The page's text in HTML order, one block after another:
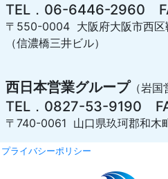
TEL．06-6446-2960
〒550-0004 大阪府大阪市西区
（信濃橋三井ビル）
西日本営業グループ（岩国
TEL．0827-53-9190
〒740-0061 山口県玖珂郡和木
ライバシーポリシー